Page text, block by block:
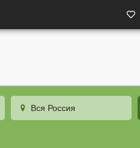
Вся Россия